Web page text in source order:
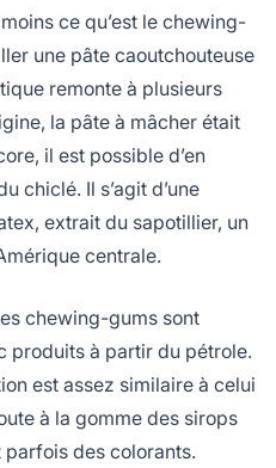
ce qu’est le chewing-
une pâte caoutchouteuse
remonte à plusieurs
la pâte à mâcher était
il est possible d’en
chiclé. Il s’agit d’une
extrait du sapotillier, un
centrale.
chewing-gums sont
produits à partir du pétrole.
est assez similaire à celui
à la gomme des sirops
des colorants.